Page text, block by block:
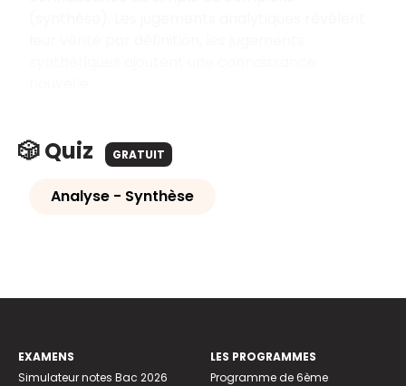
🎲 Quiz GRATUIT
Analyse - Synthèse
EXAMENS
Simulateur notes Bac 2026
LES PROGRAMMES
Programme de 6ème